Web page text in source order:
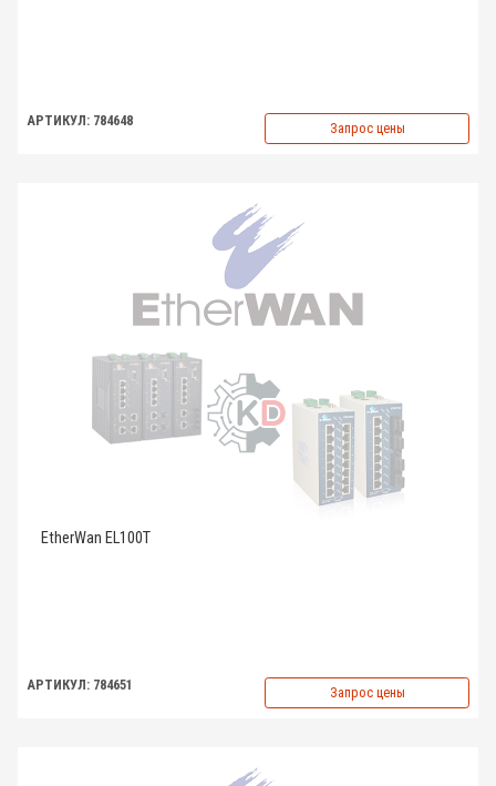
АРТИКУЛ: 784648 Запрос цены
EtherWan EL100T
АРТИКУЛ: 784651 Запрос цены